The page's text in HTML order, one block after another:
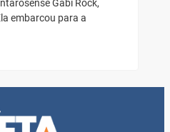
Gabi Rock,
embarcou para a